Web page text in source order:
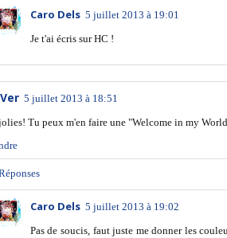
Caro Dels 5 juillet 2013 à 19:01
Je t'ai écris sur HC !
5 juillet 2013 à 18:51
Tu peux m'en faire une "Welcome in my
Caro Dels 5 juillet 2013 à 19:02
Pas de soucis, faut juste me donner les